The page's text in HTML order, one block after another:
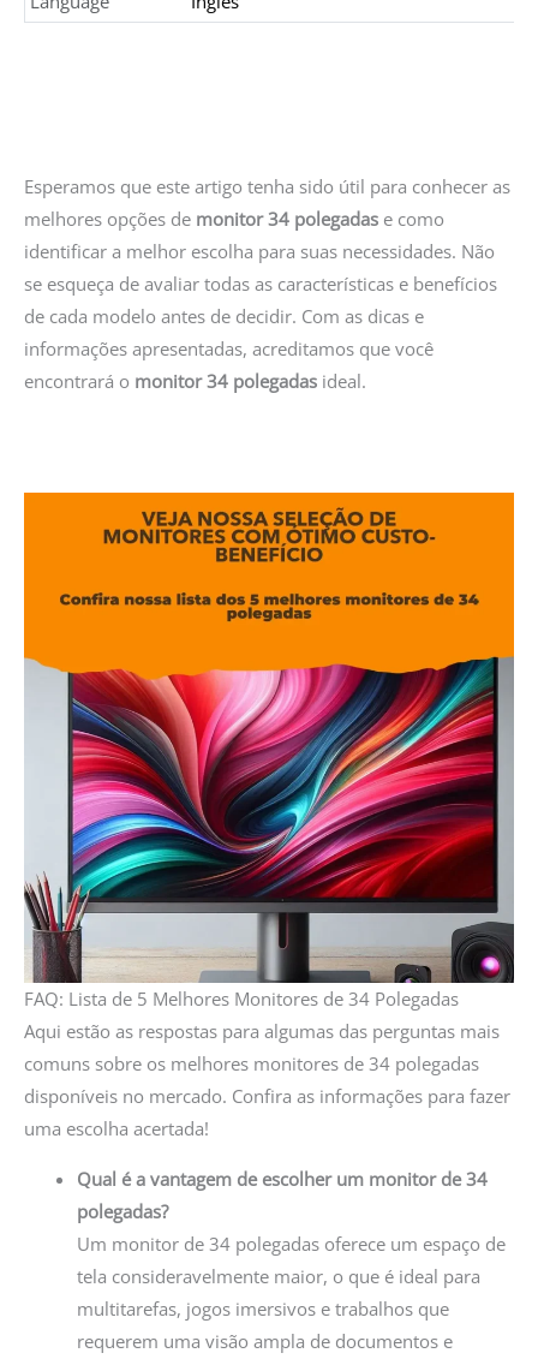
Esperamos que este artigo tenha sido útil para conhecer as
melhores opções de monitor 34 polegadas e como
identificar a melhor escolha para suas necessidades. Não
se esqueça de avaliar todas as características e benefícios
de cada modelo antes de decidir. Com as dicas e
informações apresentadas, acreditamos que você
encontrará o monitor 34 polegadas ideal.
FAQ: Lista de 5 Melhores Monitores de 34 Polegadas
Aqui estão as respostas para algumas das perguntas mais
comuns sobre os melhores monitores de 34 polegadas
disponíveis no mercado. Confira as informações para fazer
uma escolha acertada!
Qual é a vantagem de escolher um monitor de 34
polegadas?
Um monitor de 34 polegadas oferece um espaço de
tela consideravelmente maior, o que é ideal para
multitarefas, jogos imersivos e trabalhos que
requerem uma visão ampla de documentos e